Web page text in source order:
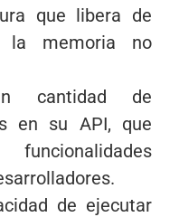
que libera de
la memoria no
cantidad de
en su API, que
de ejecutar